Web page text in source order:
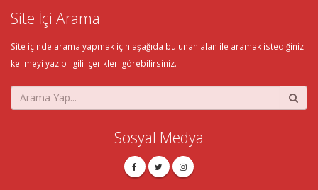
Site İçi Arama
Site içinde arama yapmak için aşağıda bulunan alan ile aramak istediğiniz
kelimeyi yazıp ilgili içerikleri görebilirsiniz.
Sosyal Medya